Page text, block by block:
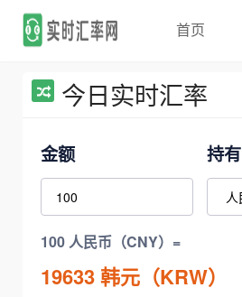
首页
今日实时汇率
金额 持有
100 人民币（CNY）=
19633韩元（KRW）